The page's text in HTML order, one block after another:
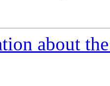
about